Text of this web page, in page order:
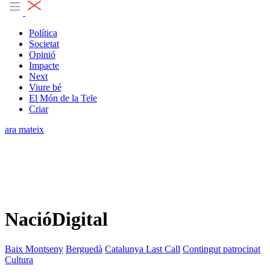
Política
Societat
Opinió
Impacte
Next
Viure bé
El Món de la Tele
Criar
ara mateix
NacióDigital
Baix Montseny Berguedà Catalunya Last Call Contingut patrocinat
Cultura